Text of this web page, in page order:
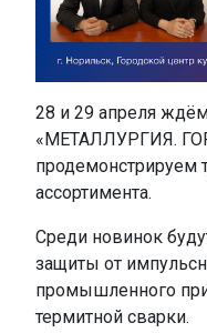
28 и 29 апреля
«МЕТАЛЛУРГИЯ.
продемонстрируем
ассортимента.
Среди новинок
защиты от
промышленного
термитной сварки.